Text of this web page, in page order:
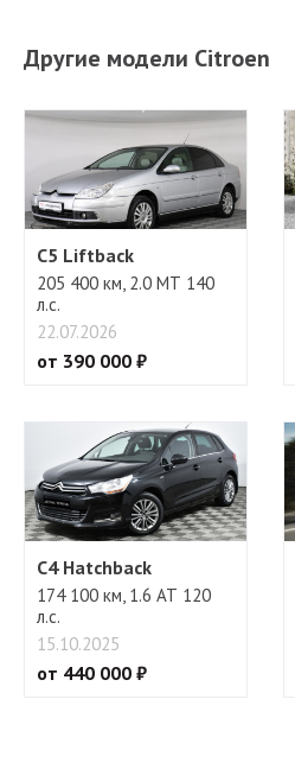
Другие модели Citroen
C5 Liftback
205 400 км, 2.0 МТ 140
л.с.
22.07.2026
от 390 000 ₽
C4 Hatchback
174 100 км, 1.6 АТ 120
л.с.
15.10.2025
от 440 000 ₽